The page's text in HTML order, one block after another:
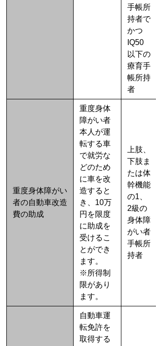
手帳所
持者で
かつ
IQ50
以下の
療育手
帳所持
者
重度身体障がい
者の自動車改造
費の助成
重度身体
障がい者
本人が運
転する車
で就労な
どのため
に車を改
造すると
き、10万
円を限度
に助成を
受けるこ
とができ
ます。
※所得制
限があり
ます。
上肢、
下肢ま
たは体
幹機能
の1、
2級の
身体障
がい者
手帳所
持者
自動車運
転免許を
取得する